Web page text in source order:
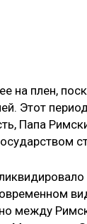
на плен,
Этот
Папа
между